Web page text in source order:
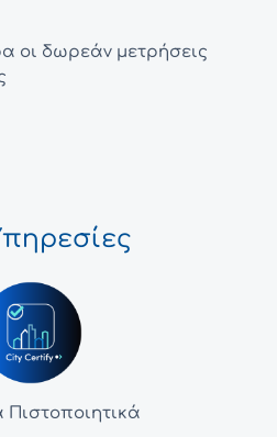
οι δωρεάν μετρήσεις